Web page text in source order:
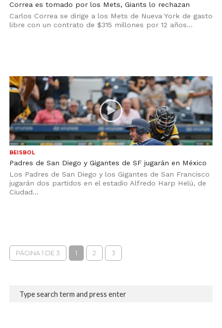
Correa es tomado por los Mets, Giants lo rechazan
Carlos Correa se dirige a los Mets de Nueva York de gasto
libre con un contrato de $315 millones por 12 años...
BEISBOL
Padres de San Diego y Gigantes de SF jugarán en México
Los Padres de San Diego y los Gigantes de San Francisco
jugarán dos partidos en el estadio Alfredo Harp Helú, de
Ciudad...
PÁGINA 1 DE 3 1 2 3